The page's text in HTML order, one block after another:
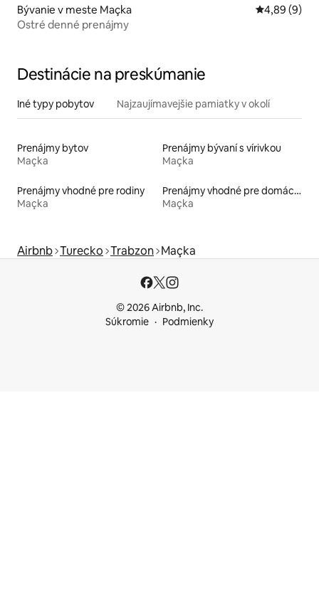
Bývanie v meste Maçka Priemerné
4,89 (9)
Ostré denné prenájmy
Destinácie na preskúmanie
Iné typy pobytov Najzaujímavejšie pamiatky v okolí
Prenájmy bytov
Maçka
Prenájmy bývaní s vírivkou
Maçka
Prenájmy vhodné pre rodiny
Maçka
Prenájmy vhodné pre domáce zvieratá
Maçka
Airbnb Turecko Trabzon Maçka
© 2026 Airbnb, Inc.
Súkromie
Podmienky